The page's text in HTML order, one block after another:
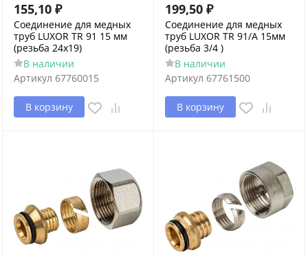
155,10 ₽
Соединение для медных
труб LUXOR TR 91 15 мм
(резьба 24x19)
В наличии
Артикул 67760015
В корзину
199,50 ₽
Соединение для медных
труб LUXOR TR 91/A 15мм
(резьба 3/4 )
В наличии
Артикул 67761500
В корзину